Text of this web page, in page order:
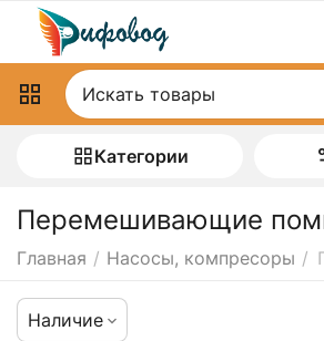
Категории
Перемешивающие
Главная / Насосы, компресоры /
Наличие